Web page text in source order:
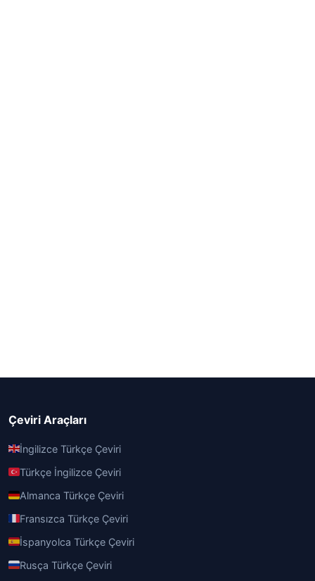
Çeviri Araçları
İngilizce Türkçe Çeviri
Türkçe İngilizce Çeviri
Almanca Türkçe Çeviri
Fransızca Türkçe Çeviri
İspanyolca Türkçe Çeviri
Rusça Türkçe Çeviri